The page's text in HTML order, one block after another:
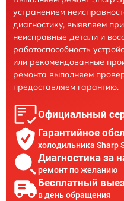
устранением
диагностику, выявляем
неисправные детали и
работоспособность
или рекомендованные
ремонта выполняем
предоставляем гарантию.
Официальный
Гарантийное
холодильника Sharp
Диагностика за
ремонт по желанию
Бесплатный
в день обращения